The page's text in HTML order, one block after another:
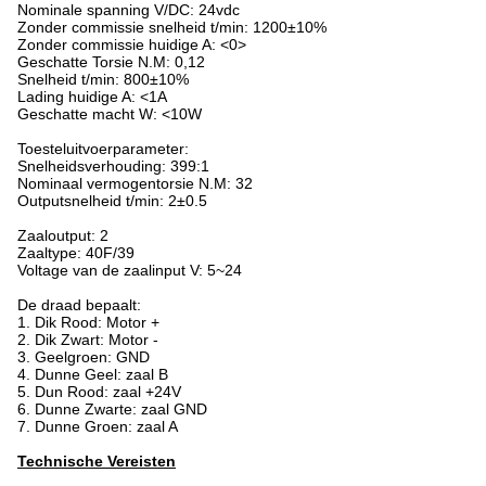
Nominale spanning V/DC: 24vdc
Zonder commissie snelheid t/min: 1200±10%
Zonder commissie huidige A: <0>
Geschatte Torsie N.M: 0,12
Snelheid t/min: 800±10%
Lading huidige A: <1A
Geschatte macht W: <10W
Toesteluitvoerparameter:
Snelheidsverhouding: 399:1
Nominaal vermogentorsie N.M: 32
Outputsnelheid t/min: 2±0.5
Zaaloutput: 2
Zaaltype: 40F/39
Voltage van de zaalinput V: 5~24
De draad bepaalt:
1. Dik Rood: Motor +
2. Dik Zwart: Motor -
3. Geelgroen: GND
4. Dunne Geel: zaal B
5. Dun Rood: zaal +24V
6. Dunne Zwarte: zaal GND
7. Dunne Groen: zaal A
Technische Vereisten